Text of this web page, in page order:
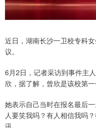
近日，湖南长沙一卫校专科
议。
6月2日，记者采访到事件主
欣，据了解，曾欣是该校第
她表示自己当时在报名最后
人要笑我吗？有人相信我吗